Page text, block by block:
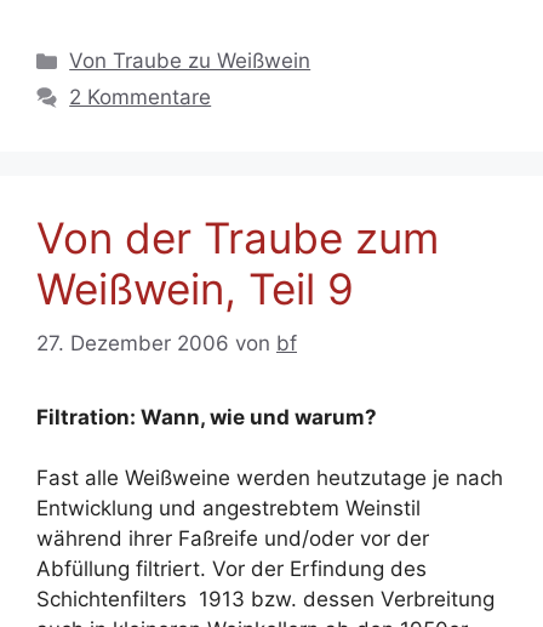
Kategorien
Von Traube zu Weißwein
2 Kommentare
Von der Traube zum
Weißwein, Teil 9
27. Dezember 2006 von bf
Filtration: Wann, wie und warum?
Fast alle Weißweine werden heutzutage je nach
Entwicklung und angestrebtem Weinstil
während ihrer Faßreife und/oder vor der
Abfüllung filtriert. Vor der Erfindung des
Schichtenfilters 1913 bzw. dessen Verbreitung